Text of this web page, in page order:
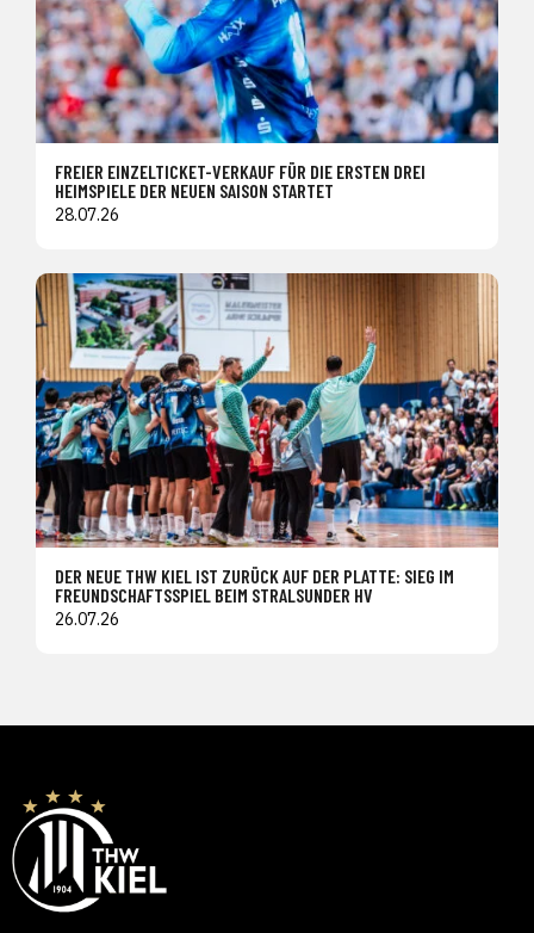
FREIER EINZELTICKET-VERKAUF FÜR DIE ERSTEN DREI
HEIMSPIELE DER NEUEN SAISON STARTET
28.07.26
DER NEUE THW KIEL IST ZURÜCK AUF DER PLATTE: SIEG IM
FREUNDSCHAFTSSPIEL BEIM STRALSUNDER HV
26.07.26